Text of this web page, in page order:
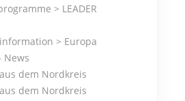
> LEADER
> Europa
News
dem Nordkreis
dem Nordkreis